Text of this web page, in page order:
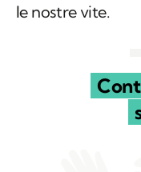
le nostre vite.